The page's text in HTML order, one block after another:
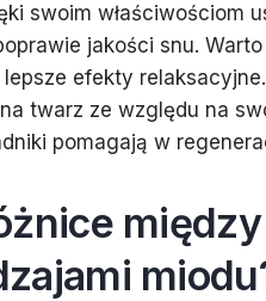
swoim
jakości snu.
efekty
twarz ze względu na
pomagają w